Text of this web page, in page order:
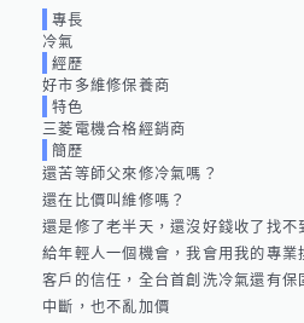
專長
冷氣
經歷
好市多維修保養商
特色
三菱電機合格經銷商
簡歷
還苦等師父來修冷氣嗎？
還在比價叫維修嗎？
還是修了老半天，還沒好錢收了找不
給年輕人一個機會，我會用我的專業
客戶的信任，全台首創洗冷氣還有
中斷，也不亂加價